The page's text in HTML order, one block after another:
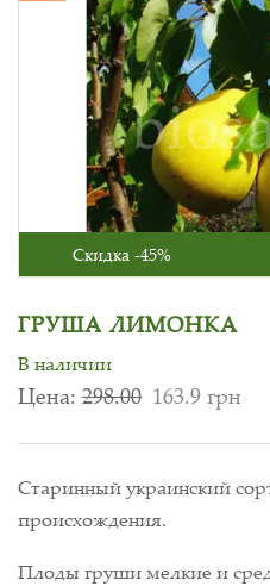
Скидка -45%
ГРУША ЛИМОНКА
В наличии
Цена: 298.00 163.9 грн
Старинный украинский
происхождения.
Плоды груши мелкие и